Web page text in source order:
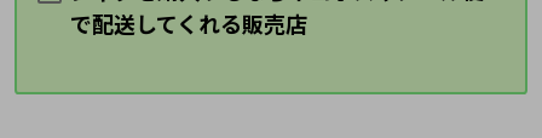
で配送してくれる販売店